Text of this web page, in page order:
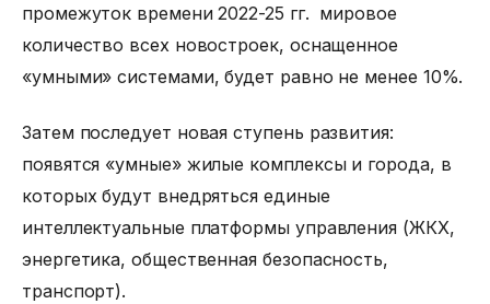
промежуток времени 2022-25 гг. мировоe
количество всех новостроек, оснащенное
«умными» системами, будет равно не менее 10%.
Затем последует новая ступень развития:
появятся «умные» жилые комплексы и города, в
которых будут внедряться единые
интеллектуальные платформы управления (ЖКХ,
энергетика, общественная безопасность,
транспорт).